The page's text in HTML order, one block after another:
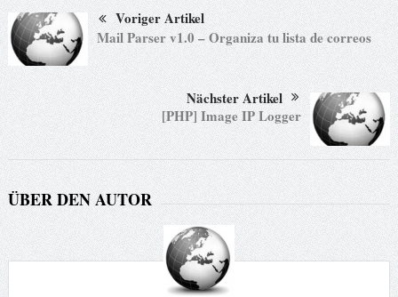
Voriger Artikel
Mail Parser v1.0 – Organiza tu lista de correos
Nächster Artikel
[PHP] Image IP Logger
ÜBER DEN AUTOR